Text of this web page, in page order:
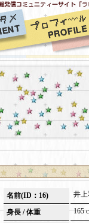
名前(ID：16) 井
身長 / 体重 165